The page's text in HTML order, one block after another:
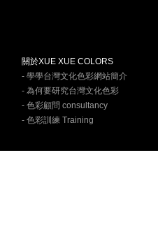
關於XUE XUE COLORS
- 學學台灣文化色彩網站簡介
- 為何要研究台灣文化色彩
- 色彩顧問 consultancy
- 色彩訓練 Training